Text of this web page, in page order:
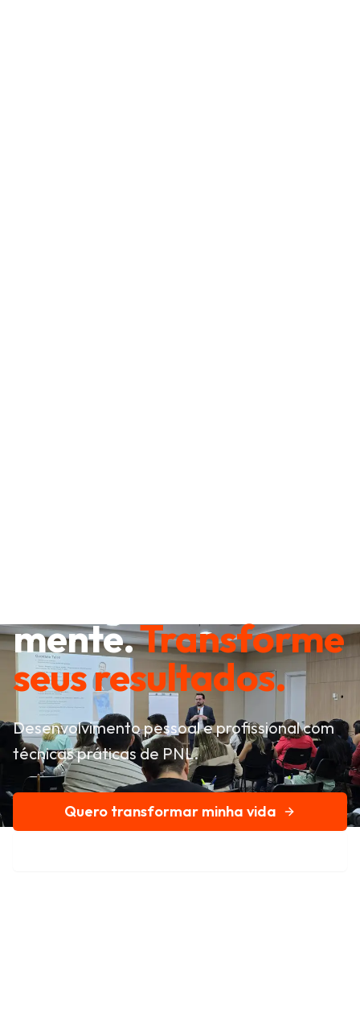
mente.Transforme
seus resultados.
Desenvolvimento pessoal e profissional com
técnicas práticas de PNL.
Quero transformar minha vida